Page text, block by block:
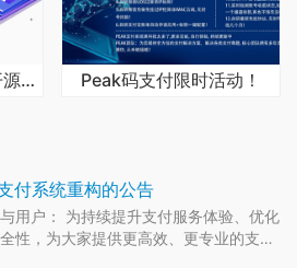
Peak码支付v1.99全开源版本 Peak码支付限时活动！
付系统重构的公告
用户： 为持续提升支付服务体验、优化
性，为大家提供更高效、更专业的支付